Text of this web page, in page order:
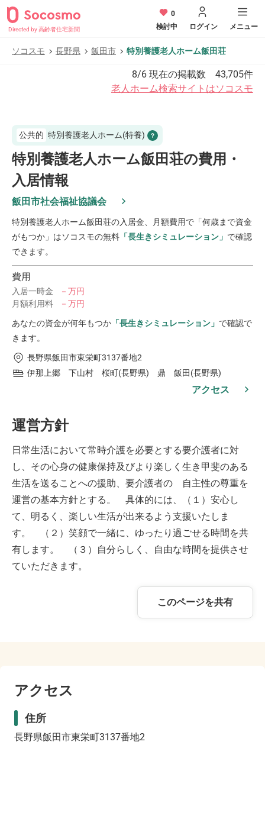
Directed by 高齢者住宅新聞
0
検討中
ログイン メニュー
ソコスモ 長野県 飯田市 特別養護老人ホーム飯田荘
8/6 現在の掲載数 43,705件
老人ホーム検索サイトはソコスモ
公共的 特別養護老人ホーム(特養)
特別養護老人ホーム飯田荘の費用・
入居情報
飯田市社会福祉協議会
特別養護老人ホーム飯田荘の入居金、月額費用で「何歳まで資金
がもつか」はソコスモの無料 「長生きシミュレーション」 で確認
できます。
費用
入居一時金
－万円
月額利用料
－万円
あなたの資金が何年もつか 「長生きシミュレーション」 で確認で
きます。
長野県飯田市東栄町3137番地2
伊那上郷 下山村 桜町(長野県) 鼎 飯田(長野県)
アクセス
運営方針
日常生活において常時介護を必要とする要介護者に対
し、その心身の健康保持及びより楽しく生き甲斐のある
生活を送ることへの援助、要介護者の 自主性の尊重を
運営の基本方針とする。 具体的には、（１）安心し
て、明るく、楽しい生活が出来るよう支援いたしま
す。 （２）笑顔で一緒に、ゆったり過ごせる時間を共
有します。 （３）自分らしく、自由な時間を提供させ
ていただきます。
このページを共有
アクセス
住所
長野県飯田市東栄町3137番地2